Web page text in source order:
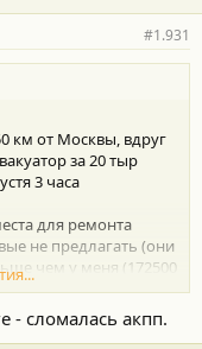
#1.931
км от Москвы, вдруг
за 20 тыр
3 часа
для ремонта
не предлагать (они
чем у меня (172500
- сломалась акпп.